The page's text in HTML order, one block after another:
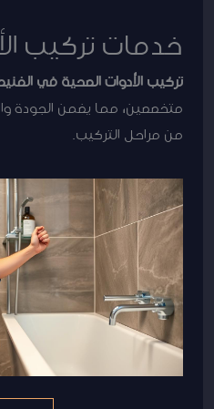
خدمات تركيب
تركيب الأدوات الصحية في
متخصصين، مما يضمن الجودة
من مراحل التركيب.